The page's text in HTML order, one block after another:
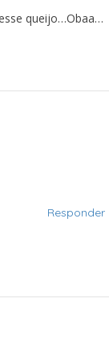
queijo…Obaa…
Responder